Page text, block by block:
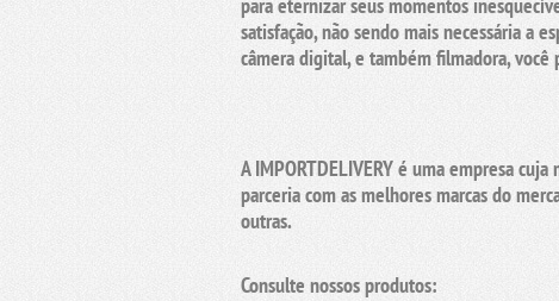
satisfação, não sendo mais necessária a
câmera digital, e tambémfilmadora, você
AIMPORTDELIVERYé uma empresa cuja
parceria com as melhores marcas do
outras.
Consulte nossos produtos: